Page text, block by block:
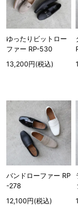
ゆったりビットロー
ファー RP-530
13,200円(税込)
バンドローファー RP
-278
12,100円(税込)